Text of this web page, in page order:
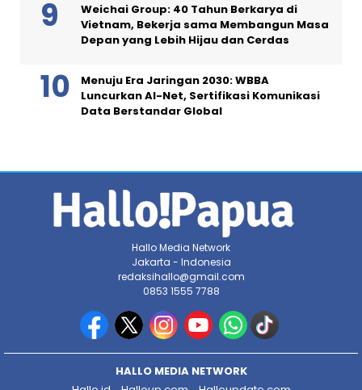
Weichai Group: 40 Tahun Berkarya di
Vietnam, Bekerja sama Membangun Masa
Depan yang Lebih Hijau dan Cerdas
Menuju Era Jaringan 2030: WBBA
Luncurkan AI-Net, Sertifikasi Komunikasi
Data Berstandar Global
Hallo Media Network
Jakarta - Indonesia
redaksihallo@gmail.com
0853 1555 7788
HALLO MEDIA NETWORK